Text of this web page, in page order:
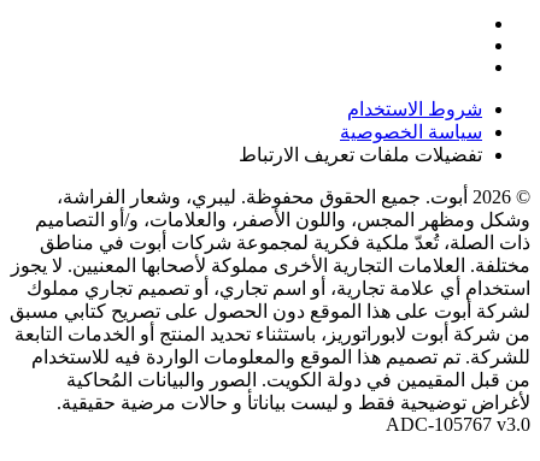
شروط الاستخدام
سياسة الخصوصية
تفضيلات ملفات تعريف الارتباط
© 2026 أبوت. جميع الحقوق محفوظة. ليبري، وشعار الفراشة،
وشكل ومظهر المجس، واللون الأصفر، والعلامات، و/أو التصاميم
ذات الصلة، تُعدّ ملكية فكرية لمجموعة شركات أبوت في مناطق
مختلفة. العلامات التجارية الأخرى مملوكة لأصحابها المعنيين. لا يجوز
استخدام أي علامة تجارية، أو اسم تجاري، أو تصميم تجاري مملوك
لشركة أبوت على هذا الموقع دون الحصول على تصريح كتابي مسبق
من شركة أبوت لابوراتوريز، باستثناء تحديد المنتج أو الخدمات التابعة
للشركة. تم تصميم هذا الموقع والمعلومات الواردة فيه للاستخدام
من قبل المقيمين في دولة الكويت. الصور والبيانات المُحاكية
لأغراض توضيحية فقط و ليست بياناتأ و حالات مرضية حقيقية.
ADC-105767 v3.0